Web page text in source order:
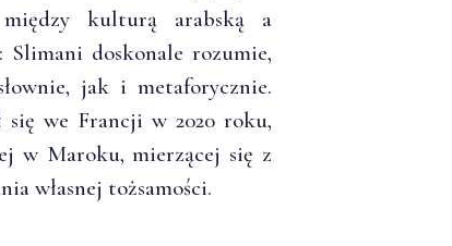
kulturą arabską a
Slimani doskonale rozumie,
jak i metaforycznie.
we Francji w 2020 roku,
w Maroku, mierzącej się z
własnej tożsamości.